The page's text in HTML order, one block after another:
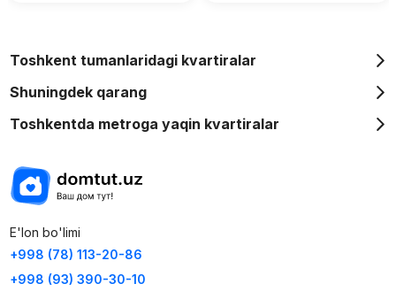
Toshkent tumanlaridagi kvartiralar
Shuningdek qarang
Toshkentda metroga yaqin kvartiralar
E'lon bo'limi
+998 (78) 113-20-86
+998 (93) 390-30-10